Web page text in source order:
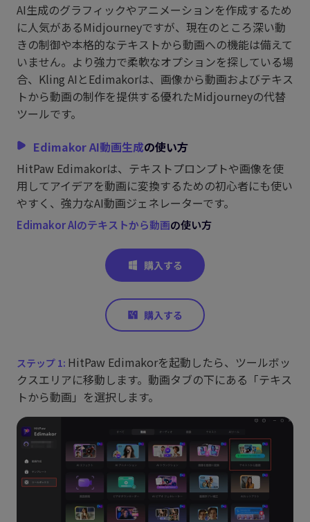
AI生成のグラフィックやアニメーションを作成するため
に人気があるMidjourneyですが、現在のところ深い動
きの制御や本格的なテキストから動画への機能は備えて
いません。より強力で柔軟なオプションを探している場
合、Kling AIとEdimakorは、画像から動画およびテキス
トから動画の制作を提供する優れたMidjourneyの代替
ツールです。
Edimakor AI動画生成の使い方
HitPaw Edimakorは、テキストプロンプトや画像を使
用してアイデアを動画に変換するための初心者にも使い
やすく、強力なAI動画ジェネレーターです。
Edimakor AIのテキストから動画の使い方
HitPaw Edimakorを起動したら、ツールボッ
クスエリアに移動します。動画タブの下にある「テキス
トから動画」を選択します。